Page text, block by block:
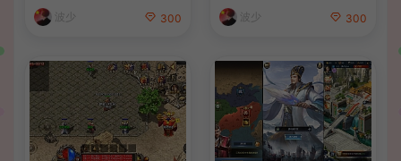
波少 300
+安卓+详细搭建教程
波少 300